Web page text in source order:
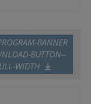
BANNER
BUTTON--
WIDTH